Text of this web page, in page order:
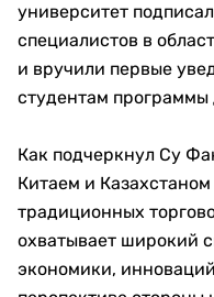
университет
специалистов в
и вручили первые
студентам
Как подчеркнул Су
Китаем и
традиционных
охватывает широкий
экономики,